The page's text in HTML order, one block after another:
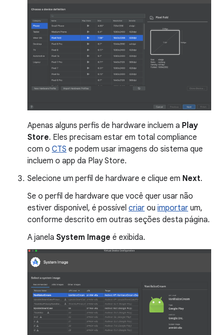
Apenas alguns perfis de hardware incluem a Play
Store. Eles precisam estar em total compliance
com o CTS e podem usar imagens do sistema que
incluem o app da Play Store.
Selecione um perfil de hardware e clique em Next.
Se o perfil de hardware que você quer usar não
estiver disponível, é possível criar ou importar um,
conforme descrito em outras seções desta página.
A janela System Image é exibida.